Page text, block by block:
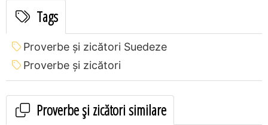
Tags
Proverbe și zicători Suedeze
Proverbe și zicători
Proverbe și zicători similare